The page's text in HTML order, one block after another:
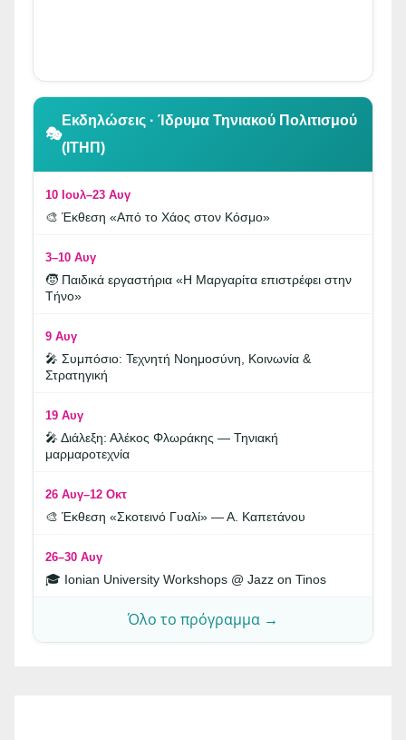
👆 Κλικ για περιήγηση
🎭
Εκδηλώσεις · Ίδρυμα Τηνιακού Πολιτισμού
(ΙΤΗΠ)
10 Ιουλ–23 Αυγ
🎨 Έκθεση «Από το Χάος στον Κόσμο»
3–10 Αυγ
🧒 Παιδικά εργαστήρια «Η Μαργαρίτα επιστρέφει στην
Τήνο»
9 Αυγ
🎤 Συμπόσιο: Τεχνητή Νοημοσύνη, Κοινωνία &
Στρατηγική
19 Αυγ
🎤 Διάλεξη: Αλέκος Φλωράκης — Τηνιακή
μαρμαροτεχνία
26 Αυγ–12 Οκτ
🎨 Έκθεση «Σκοτεινό Γυαλί» — Α. Καπετάνου
26–30 Αυγ
🎓 Ionian University Workshops @ Jazz on Tinos
Όλο το πρόγραμμα →